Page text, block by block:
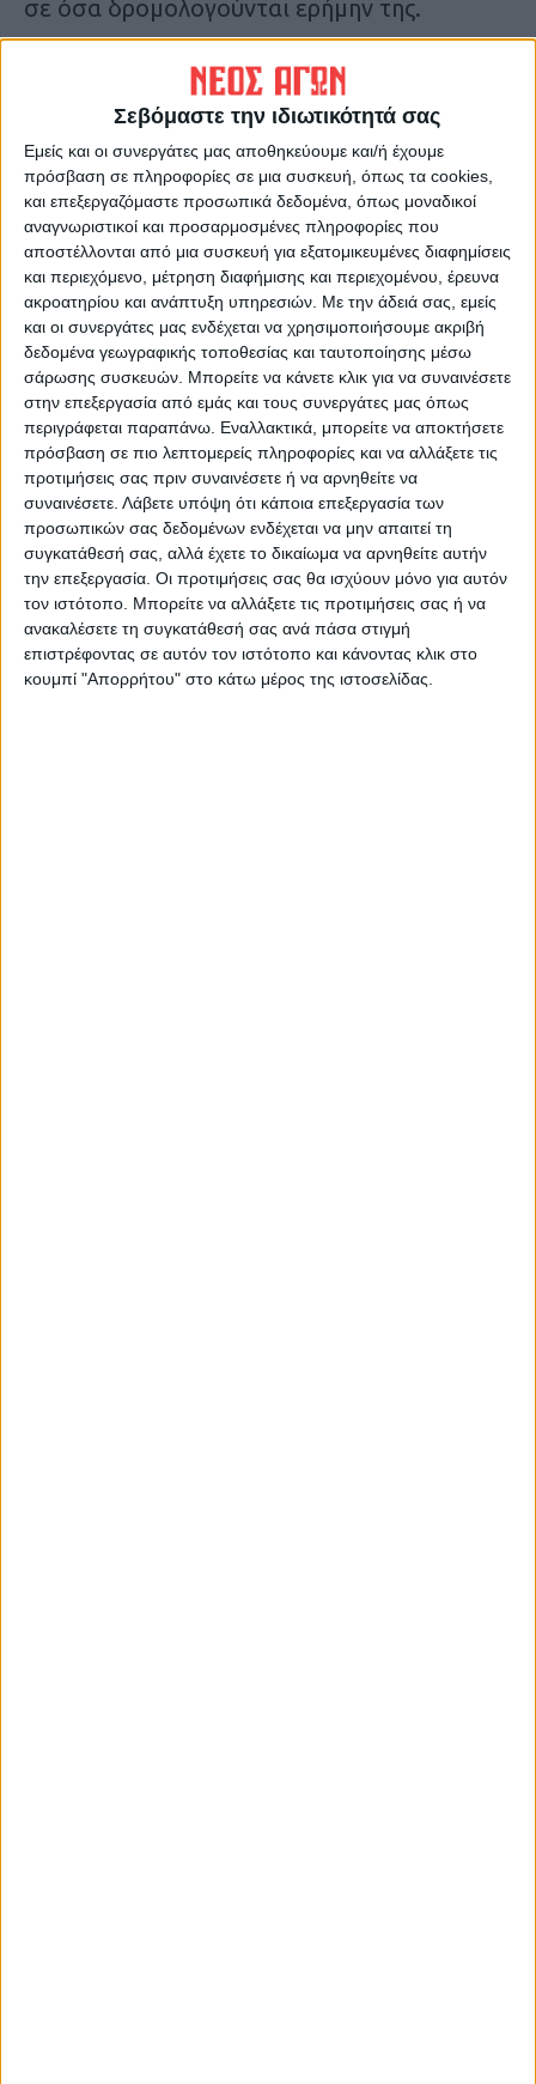
Σεβόμαστε την ιδιωτικότητά σας
Εμείς και οι συνεργάτες μας αποθηκεύουμε και/ή έχουμε
πρόσβαση σε πληροφορίες σε μια συσκευή, όπως τα cookies,
και επεξεργαζόμαστε προσωπικά δεδομένα, όπως μοναδικοί
αναγνωριστικοί και προσαρμοσμένες πληροφορίες που
αποστέλλονται από μια συσκευή για εξατομικευμένες διαφημίσεις
και περιεχόμενο, μέτρηση διαφήμισης και περιεχομένου, έρευνα
ακροατηρίου και ανάπτυξη υπηρεσιών. Με την άδειά σας, εμείς
και οι συνεργάτες μας ενδέχεται να χρησιμοποιήσουμε ακριβή
δεδομένα γεωγραφικής τοποθεσίας και ταυτοποίησης μέσω
σάρωσης συσκευών. Μπορείτε να κάνετε κλικ για να συναινέσετε
στην επεξεργασία από εμάς και τους συνεργάτες μας όπως
περιγράφεται παραπάνω. Εναλλακτικά, μπορείτε να αποκτήσετε
πρόσβαση σε πιο λεπτομερείς πληροφορίες και να αλλάξετε τις
προτιμήσεις σας πριν συναινέσετε ή να αρνηθείτε να
συναινέσετε. Λάβετε υπόψη ότι κάποια επεξεργασία των
προσωπικών σας δεδομένων ενδέχεται να μην απαιτεί τη
συγκατάθεσή σας, αλλά έχετε το δικαίωμα να αρνηθείτε αυτήν
την επεξεργασία. Οι προτιμήσεις σας θα ισχύουν μόνο για αυτόν
τον ιστότοπο. Μπορείτε να αλλάξετε τις προτιμήσεις σας ή να
ανακαλέσετε τη συγκατάθεσή σας ανά πάσα στιγμή
επιστρέφοντας σε αυτόν τον ιστότοπο και κάνοντας κλικ στο
κουμπί "Απορρήτου" στο κάτω μέρος της ιστοσελίδας.
σε όσα δρομολογούνται ερήμην της.
Τελευταίες Ειδήσεις Σήμερα
Ακολούθησε την εφημερίδα ΝΕΟΣ
ΑΓΩΝ στο Google News!
Όλες οι εξελίξεις στην περιοχή της
Καρδίτσας και ευρύτερα της Θεσσαλίας
ΠΡΟΗΓΟΥΜΕΝΟ ΑΡΘΡΟ
Άδειο το κινηματοθέατρο
στην έναρξη του
πανελλήνιου Φεστιβάλ
Ερασιτεχνικού Θεάτρου
Καρδίτσας (video)
ΕΠΟΜΕΝΟ ΑΡΘΡΟ
Κουκουλοφόροι πήραν την
τσάντα υπαλλήλου των ΕΛΤΑ
και εξαφανίστηκαν (video)